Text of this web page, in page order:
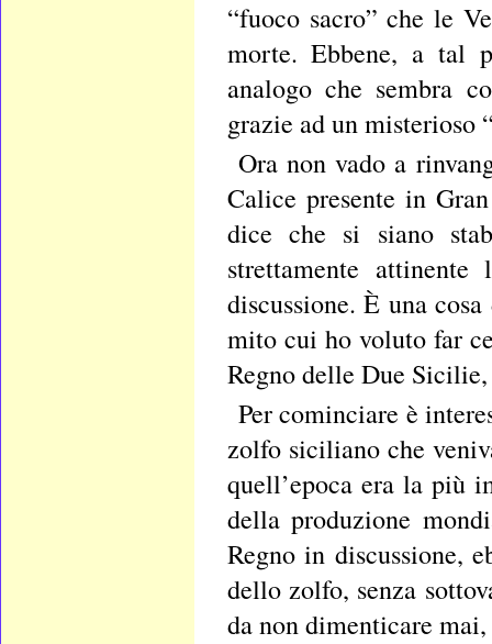
“fuoco sacro” che le
morte. Ebbene, a tal
analogo che sembra
grazie ad un misterioso
Ora non vado a
Calice presente in
dice che si siano
strettamente
discussione. È una
mito cui ho voluto far
Regno delle Due
Per cominciare è
zolfo siciliano che
quell’epoca era la più
della produzione
Regno in discussione,
dello zolfo, senza
da non dimenticare